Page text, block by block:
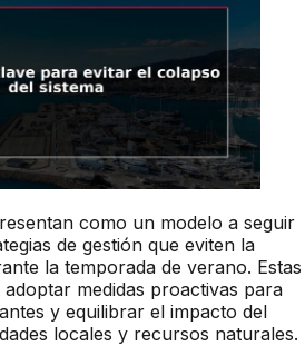
como un modelo a seguir
de gestión que eviten la
la temporada de verano. Estas
medidas proactivas para
y equilibrar el impacto del
locales y recursos naturales.